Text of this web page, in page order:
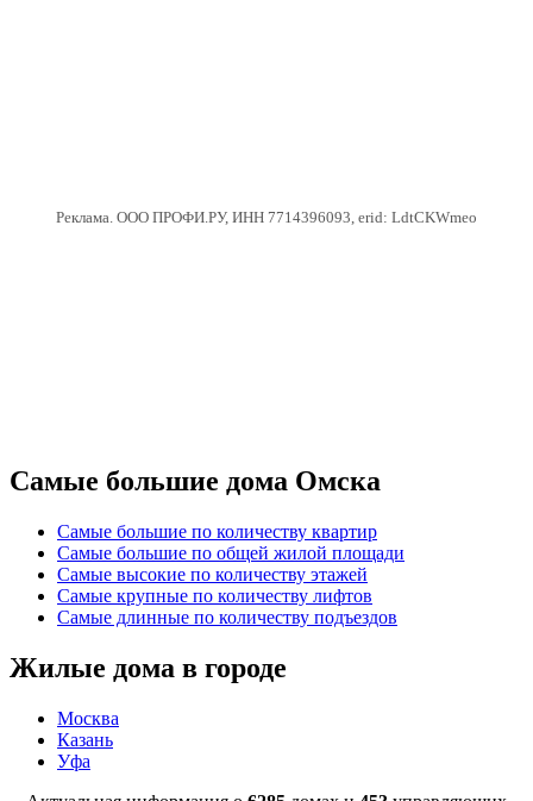
Реклама. ООО ПРОФИ.РУ, ИНН 7714396093, erid: LdtCKWmeo
Самые большие дома Омска
Самые большие по количеству квартир
Самые большие по общей жилой площади
Самые высокие по количеству этажей
Самые крупные по количеству лифтов
Самые длинные по количеству подъездов
Жилые дома в городе
Москва
Казань
Уфа